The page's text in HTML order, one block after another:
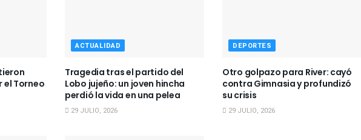
el Torneo
ACTUALIDAD
Tragedia tras el partido del
Lobo jujeño: un joven hincha
perdió la vida en una pelea
29 JULIO, 2026
DEPORTES
Otro golpazo para River: cayó
contra Gimnasia y profundizó
su crisis
29 JULIO, 2026